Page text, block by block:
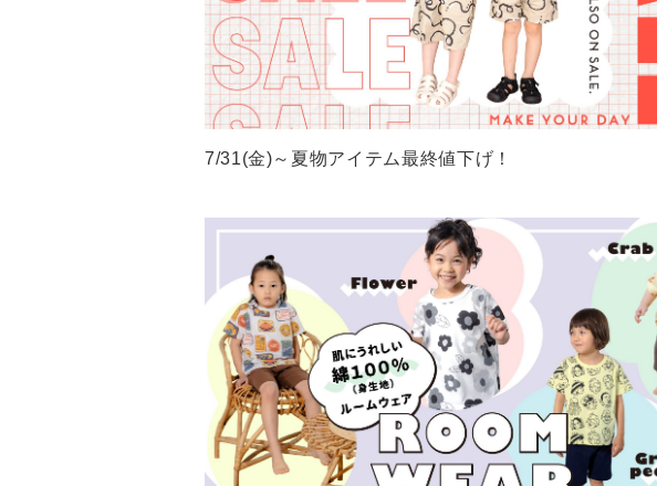
7/31(金)～夏物アイテム最終値下げ！